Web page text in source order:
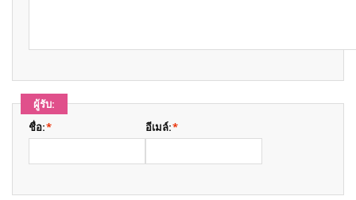
ผู้รับ:
*
ชื่อ: *
อีเมล์: